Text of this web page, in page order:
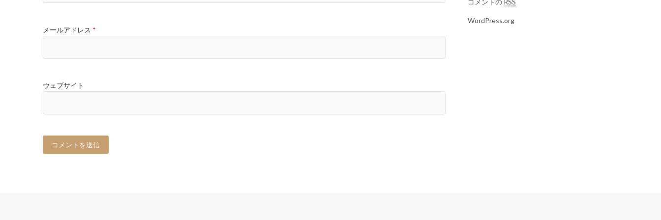
メールアドレス *
ウェブサイト
コメントの RSS
WordPress.org